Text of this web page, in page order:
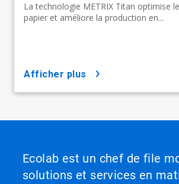
La technologie METRIX Titan optimise
papier et améliore la production en...
afficher plus
Ecolab est un chef de file
solutions et services en